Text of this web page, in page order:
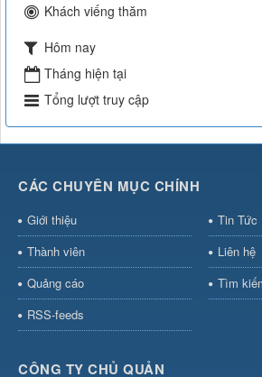
Khách viếng thăm
Hôm nay
Tháng hiện tại
Tổng lượt truy cập
CÁC CHUYÊN MỤC CHÍNH
Giới thiệu
Tin Tức
Thành viên
Liên hệ
Quảng cáo
Tìm
RSS-feeds
CÔNG TY CHỦ QUẢN